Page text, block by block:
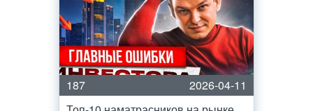
187
2026-04-11